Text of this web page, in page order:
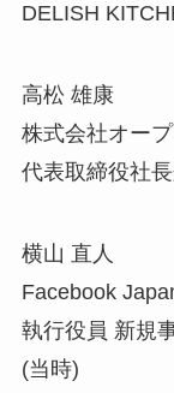
DELISH
高松 雄康
株式会社オー
代表取締役社
横山 直人
Facebook
執行役員 新規
(当時)